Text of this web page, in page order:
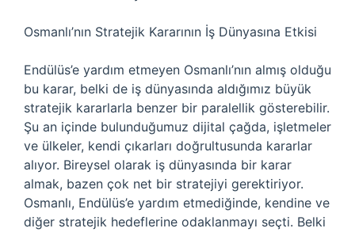
Osmanlı’nın Stratejik Kararının İş Dünyasına Etkisi
Endülüs’e yardım etmeyen Osmanlı’nın almış olduğu
bu karar, belki de iş dünyasında aldığımız büyük
stratejik kararlarla benzer bir paralellik gösterebilir.
Şu an içinde bulunduğumuz dijital çağda, işletmeler
ve ülkeler, kendi çıkarları doğrultusunda kararlar
alıyor. Bireysel olarak iş dünyasında bir karar
almak, bazen çok net bir stratejiyi gerektiriyor.
Osmanlı, Endülüs’e yardım etmediğinde, kendine ve
diğer stratejik hedeflerine odaklanmayı seçti. Belki